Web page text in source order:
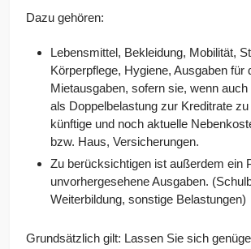
Dazu gehören:
Lebensmittel, Bekleidung, Mobilität,
Körperpflege, Hygiene, Ausgaben für
Mietausgaben, sofern sie, wenn
als Doppelbelastung zur Kreditrate
künftige und noch aktuelle
bzw. Haus, Versicherungen.
Zu berücksichtigen ist außerdem ein
unvorhergesehene Ausgaben.
Weiterbildung, sonstige Belastungen)
Grundsätzlich gilt: Lassen Sie sich